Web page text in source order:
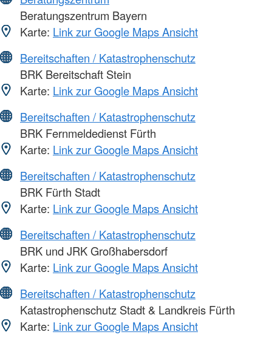
Beratungszentrum Bayern
Karte: Link zur Google Maps Ansicht
Bereitschaften / Katastrophenschutz
BRK Bereitschaft Stein
Karte: Link zur Google Maps Ansicht
Bereitschaften / Katastrophenschutz
BRK Fernmeldedienst Fürth
Karte: Link zur Google Maps Ansicht
Bereitschaften / Katastrophenschutz
BRK Fürth Stadt
Karte: Link zur Google Maps Ansicht
Bereitschaften / Katastrophenschutz
BRK und JRK Großhabersdorf
Karte: Link zur Google Maps Ansicht
Bereitschaften / Katastrophenschutz
Katastrophenschutz Stadt & Landkreis Fürth
Karte: Link zur Google Maps Ansicht